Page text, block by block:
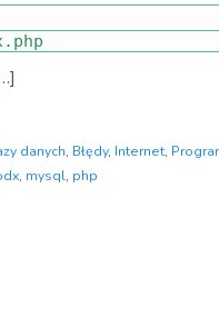
. php
danych, Błędy, Internet,
, mysql, php